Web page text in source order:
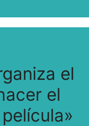
el
el